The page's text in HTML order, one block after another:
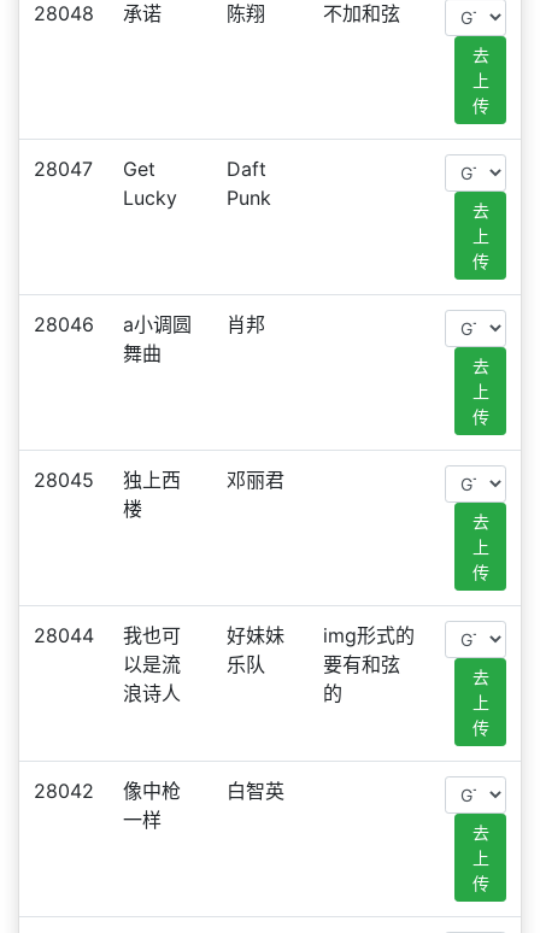
28048 承诺 陈翔 不加和弦
去
上
传
28047
Get
Lucky
Daft
Punk
去
上
传
28046
a小调圆
舞曲
肖邦
去
上
传
28045
独上西
楼
邓丽君
去
上
传
28044
我也可
以是流
浪诗人
好妹妹
乐队
img形式的
要有和弦
的
去
上
传
28042
像中枪
一样
白智英
去
上
传